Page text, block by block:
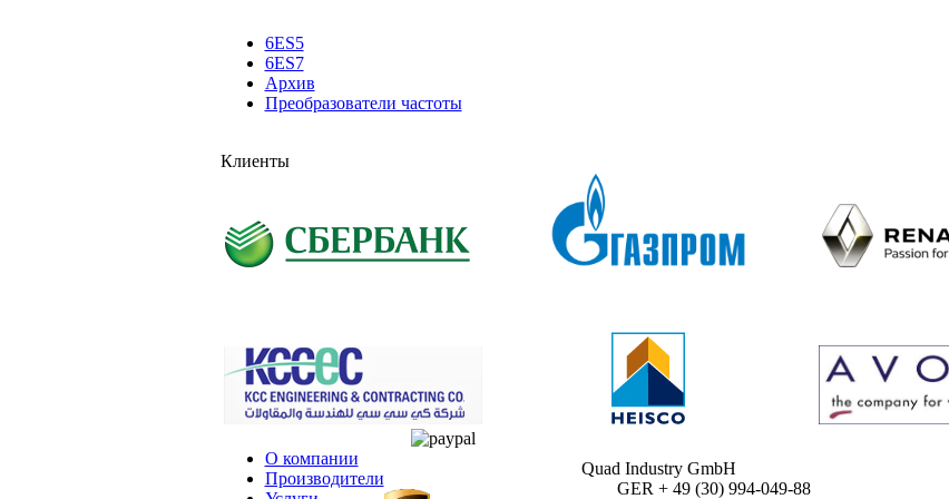
6ES5
6ES7
Архив
Преобразователи частоты
Клиенты
О компании
Производители
Quad Industry GmbH
GER + 49 (30) 994-049-88